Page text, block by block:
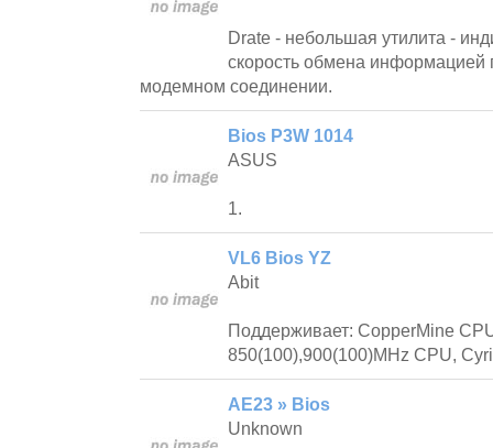
Drate - небольшая утилита -
скорость обмена информацией
модемном соединении.
Bios P3W 1014
ASUS
1.
VL6 Bios YZ
Abit
Поддерживает: CopperMine
850(100),900(100)MHz CPU,
AE23 » Bios
Unknown